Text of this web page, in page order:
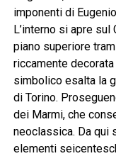
imponenti di
L’interno si apre sul
piano superiore
riccamente
simbolico esalta la
di Torino.
dei Marmi, che
neoclassica. Da qui
elementi